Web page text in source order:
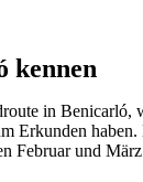
kennen
in Benicarló,
Erkunden
Februar und